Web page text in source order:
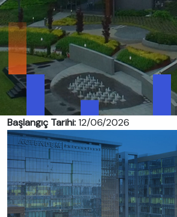
Başlangıç Tarihi:12/06/2026